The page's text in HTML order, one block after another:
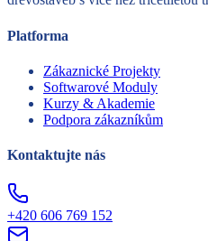
Platforma
Zákaznické Projekty
Softwarové Moduly
Kurzy & Akademie
Podpora zákazníkům
Kontaktujte nás
+420 606 769 152